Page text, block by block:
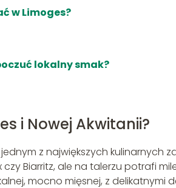
w Limoges?
lokalny smak?
i Nowej Akwitanii?
jednym z największych kulinarnych
Biarritz, ale na talerzu potrafi
mocno mięsnej, z delikatnymi